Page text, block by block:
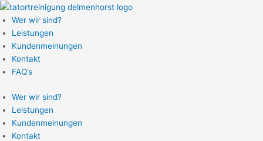
Zum
Inhalt
springen
Wer wir sind?
Leistungen
Kundenmeinungen
Kontakt
FAQ’s
Wer wir sind?
Leistungen
Kundenmeinungen
Kontakt